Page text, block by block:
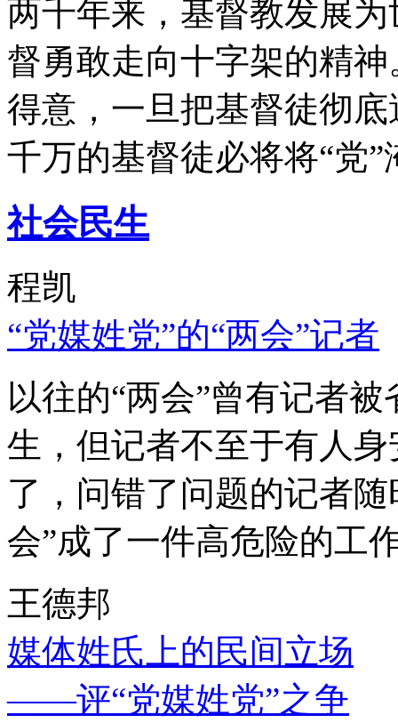
两千年来，基督教发展
督勇敢走向十字架的精
得意，一旦把基督徒彻
千万的基督徒必将将“党”
社会民生
程凯
“党媒姓党”的“两会”记者
以往的“两会”曾有记者
生，但记者不至于有人
了，问错了问题的记者
会”成了一件高危险的工
王德邦
媒体姓氏上的民间立场
——评“党媒姓党”之争